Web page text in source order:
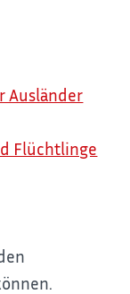
Ausländer
Flüchtlinge